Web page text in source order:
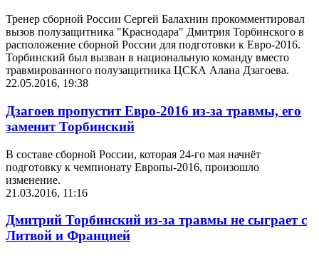
Тренер сборной России Сергей Балахнин прокомментировал
вызов полузащитника "Краснодара" Дмитрия Торбинского в
расположение сборной России для подготовки к Евро-2016.
Торбинский был вызван в национальную команду вместо
травмированного полузащитника ЦСКА Алана Дзагоева.
22.05.2016, 19:38
Дзагоев пропустит Евро-2016 из-за травмы, его
заменит Торбинский
В составе сборной России, которая 24-го мая начнёт
подготовку к чемпионату Европы-2016, произошло
изменение.
21.03.2016, 11:16
Дмитрий Торбинский из-за травмы не сыграет с
Литвой и Францией